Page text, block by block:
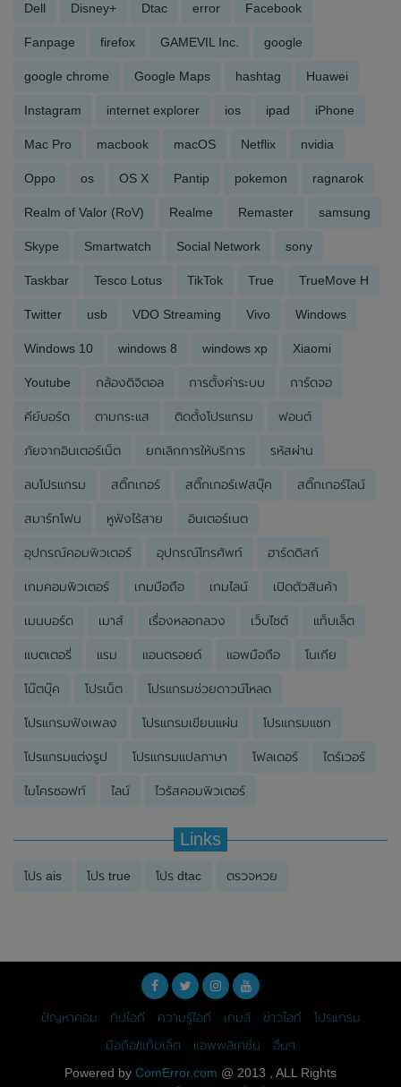
Dell Disney+ Dtac error Facebook
Fanpage firefox GAMEVIL Inc. google
google chrome Google Maps hashtag Huawei
Instagram internet explorer ios ipad iPhone
Mac Pro macbook macOS Netflix nvidia
Oppo os OS X Pantip pokemon ragnarok
Realm of Valor (RoV) Realme Remaster samsung
Skype Smartwatch Social Network sony
Taskbar Tesco Lotus TikTok True TrueMove H
Twitter usb VDO Streaming Vivo Windows
Windows 10 windows 8 windows xp Xiaomi
Youtube กล้องดิจิตอล การตั้งค่าระบบ การ์ดจอ
คีย์บอร์ด ตามกระแส ติดตั้งโปรแกรม ฟอนต์
ภัยจากอินเตอร์เน็ต ยกเลิกการให้บริการ รหัสผ่าน
ลบโปรแกรม สติ๊กเกอร์ สติ๊กเกอร์เฟสบุ๊ค สติ๊กเกอร์ไลน์
สมาร์ทโฟน หูฟังไร้สาย อินเตอร์เนต
อุปกรณ์คอมพิวเตอร์ อุปกรณ์โทรศัพท์ ฮาร์ดดิสก์
เกมคอมพิวเตอร์ เกมมือถือ เกมไลน์ เปิดตัวสินค้า
เมนบอร์ด เมาส์ เรื่องหลอกลวง เว็บไซต์ แท็บเล็ต
แบตเตอรี่ แรม แอนดรอยด์ แอพมือถือ โนเกีย
โน๊ตบุ๊ค โปรเน็ต โปรแกรมช่วยดาวน์โหลด
โปรแกรมฟังเพลง โปรแกรมเขียนแผ่น โปรแกรมแชท
โปรแกรมแต่งรูป โปรแกรมแปลภาษา โฟลเดอร์ ไดร์เวอร์
ไมโครซอฟท์ ไลน์ ไวรัสคอมพิวเตอร์
Links
โปร ais โปร true โปร dtac ตรวจหวย
ปัญหาคอม ทิปไอที ความรู้ไอที เกมส์ ข่าวไอที
โปรแกรม
มือถือ/แท็บเล็ต
แอพพลิเคชั่น
อื่นๆ
Powered by ComError.com @ 2013 , ALL Rights